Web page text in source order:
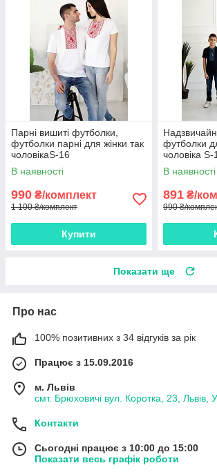
Парні вишиті футболки,
футболки парні для жінки так
чоловікаS-16
В наявності
990 ₴/комплект
1 100 ₴/комплект
Купити
футболки
чоловіка S-
В наявності
891 ₴/
990 ₴/
Показати ще
Про нас
100% позитивних з 34 відгуків за рік
Працює з 15.09.2016
м. Львів
смт. Брюховичі вул. Коротка, 23, Львів,
Контакти
Сьогодні працює з 10:00 до 15:00
Показати весь графік роботи